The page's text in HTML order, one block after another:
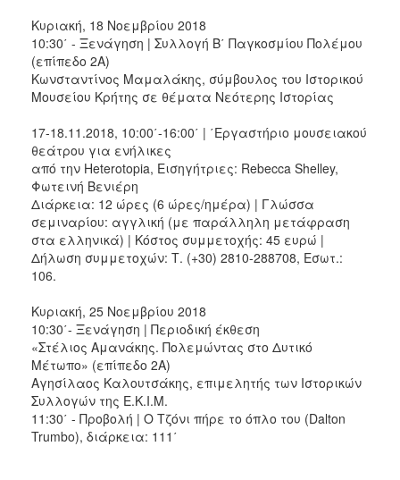
Κυριακή, 18 Νοεμβρίου 2018
10:30΄ - Ξενάγηση | Συλλογή Β΄ Παγκοσμίου Πολέμου
(επίπεδο 2Α)
Κωνσταντίνος Μαμαλάκης, σύμβουλος του Ιστορικού
Μουσείου Κρήτης σε θέματα Νεότερης Ιστορίας
17-18.11.2018, 10:00΄-16:00΄ | ΄Εργαστήριο μουσειακού
θεάτρου για ενήλικες
από την Heterotopia, Εισηγήτριες: Rebecca Shelley,
Φωτεινή Βενιέρη
Διάρκεια: 12 ώρες (6 ώρες/ημέρα) | Γλώσσα
σεμιναρίου: αγγλική (με παράλληλη μετάφραση
στα ελληνικά) | Κόστος συμμετοχής: 45 ευρώ |
Δήλωση συμμετοχών: Τ. (+30) 2810-288708, Εσωτ.:
106.
Κυριακή, 25 Νοεμβρίου 2018
10:30΄- Ξενάγηση | Περιοδική έκθεση
«Στέλιος Αμανάκης. Πολεμώντας στο Δυτικό
Μέτωπο» (επίπεδο 2Α)
Αγησίλαος Καλουτσάκης, επιμελητής των Ιστορικών
Συλλογών της Ε.Κ.Ι.Μ.
11:30΄ - Προβολή | Ο Τζόνι πήρε το όπλο του (Dalton
Trumbo), διάρκεια: 111΄